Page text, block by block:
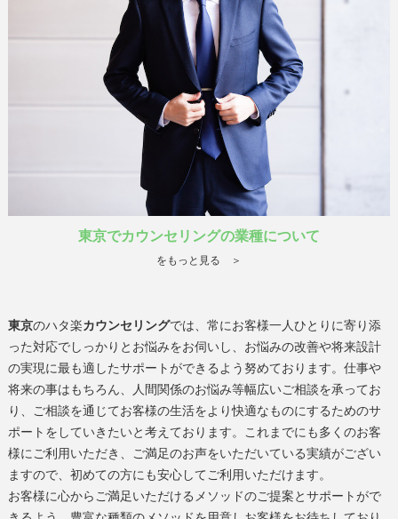
東京でカウンセリングの業種について
をもっと見る ＞
東京のハタ楽カウンセリングでは、常にお客様一人ひとりに寄り添
った対応でしっかりとお悩みをお伺いし、お悩みの改善や将来設計
の実現に最も適したサポートができるよう努めております。仕事や
将来の事はもちろん、人間関係のお悩み等幅広いご相談を承ってお
り、ご相談を通じてお客様の生活をより快適なものにするためのサ
ポートをしていきたいと考えております。これまでにも多くのお客
様にご利用いただき、ご満足のお声をいただいている実績がござい
ますので、初めての方にも安心してご利用いただけます。
お客様に心からご満足いただけるメソッドのご提案とサポートがで